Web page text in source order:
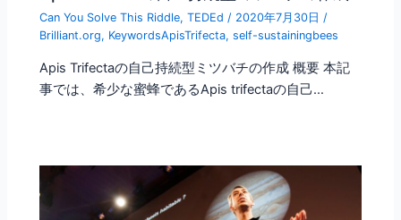
Can You Solve This Riddle,TEDEd / 2020年7月30日 /
Brilliant.org, KeywordsApisTrifecta,self-sustainingbees
Apis Trifectaの自己持続型ミツバチの作成 概要 本記
事では、希少な蜜蜂であるApis trifectaの自己…